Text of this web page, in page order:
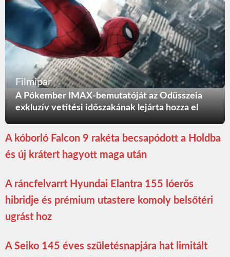
Filmipar
A Pókember IMAX-bemutatóját az Odüsszeia
exkluzív vetítési időszakának lejárta hozza el
A kóborló Falcon 9 rakéta becsapódott a Holdba
és új krátert hagyott maga után
A ráncfelvarrt Hyundai Elantra 155 lóerős
hibridje és prémium utastere komoly belsőtéri
ugrást hoz
A Seiko 145 éves születésnapjára hat limitált